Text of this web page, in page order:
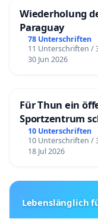
Wiederholung
Paraguay
78 Unterschriften
11 Unterschriften /
30 Jun 2026
Für Thun ein
Sportzentrum
10 Unterschriften
10 Unterschriften /
18 Jul 2026
Lebenslänglich